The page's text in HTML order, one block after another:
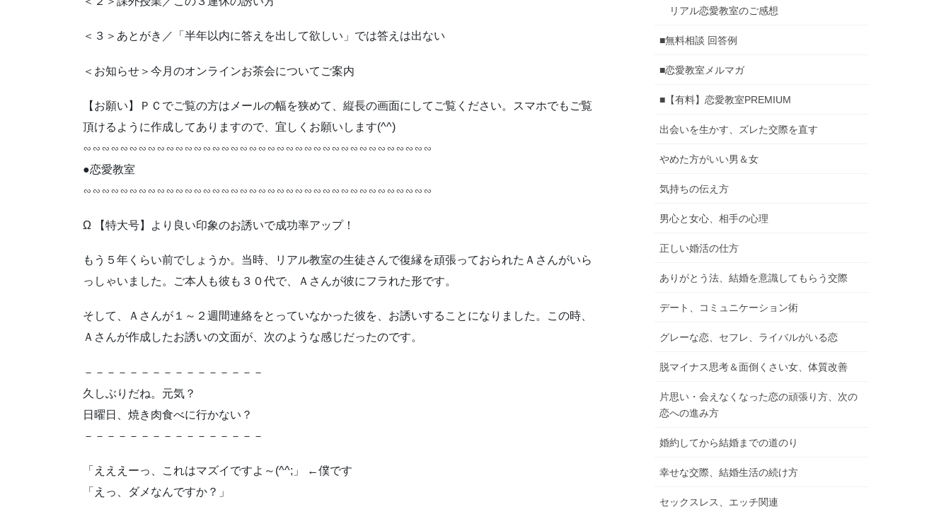
＜３＞あとがき／「半年以内に答えを出して欲しい」では答えは出ない
＜お知らせ＞今月のオンラインお茶会についてご案内
【お願い】ＰＣでご覧の方はメールの幅を狭めて、縦長の画面にしてご覧ください。スマホでもご覧
頂けるように作成してありますので、宜しくお願いします(^^)
∽∽∽∽∽∽∽∽∽∽∽∽∽∽∽∽∽∽∽∽∽∽∽∽∽∽∽∽∽∽∽∽∽∽∽∽∽∽
●恋愛教室
∽∽∽∽∽∽∽∽∽∽∽∽∽∽∽∽∽∽∽∽∽∽∽∽∽∽∽∽∽∽∽∽∽∽∽∽∽∽
Ω 【特大号】より良い印象のお誘いで成功率アップ！
もう５年くらい前でしょうか。当時、リアル教室の生徒さんで復縁を頑張っておられたＡさんがいら
っしゃいました。ご本人も彼も３０代で、Ａさんが彼にフラれた形です。
そして、Ａさんが１～２週間連絡をとっていなかった彼を、お誘いすることになりました。この時、
Ａさんが作成したお誘いの文面が、次のような感じだったのです。
－－－－－－－－－－－－－－－－
久しぶりだね。元気？
日曜日、焼き肉食べに行かない？
－－－－－－－－－－－－－－－－
「えええーっ、これはマズイですよ～(^^;」 ←僕です
「えっ、ダメなんですか？」
リアル恋愛教室のご感想
■無料相談 回答例
■恋愛教室メルマガ
■【有料】恋愛教室PREMIUM
出会いを生かす、ズレた交際を直す
やめた方がいい男＆女
気持ちの伝え方
男心と女心、相手の心理
正しい婚活の仕方
ありがとう法、結婚を意識してもらう交際
デート、コミュニケーション術
グレーな恋、セフレ、ライバルがいる恋
脱マイナス思考＆面倒くさい女、体質改善
片思い・会えなくなった恋の頑張り方、次の
恋への進み方
婚約してから結婚までの道のり
幸せな交際、結婚生活の続け方
セックスレス、エッチ関連